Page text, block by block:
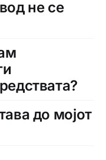
не се
до мојот